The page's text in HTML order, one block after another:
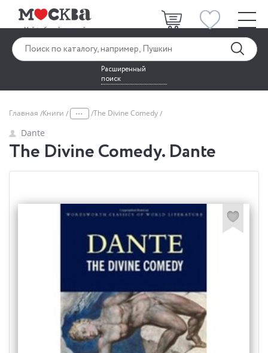
Расширенный
поиск
Главная Книги ... The Divine Comedy
Dante
The Divine Comedy. Dante